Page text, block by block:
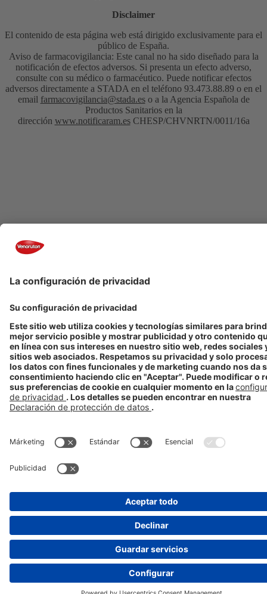
Disclaimer
El contenido de esta página web está dirigido exclusivamente para el
público de España.
Aviso de farmacovigilancia: Este canal no ha sido diseñado para la
notificación de efectos adversos. Si presenta un efecto adverso,
consulte con su médico o farmacéutico. Puede notificar efectos
adversos directamente a STADA en el teléfono 93.473.88.89 o en el
email farmacovigilancia@stada.eso a la Agencia Española de
Productos Sanitarios en la
dirección www.notificaram.esCHESP/CHVNRTN/0011/16a